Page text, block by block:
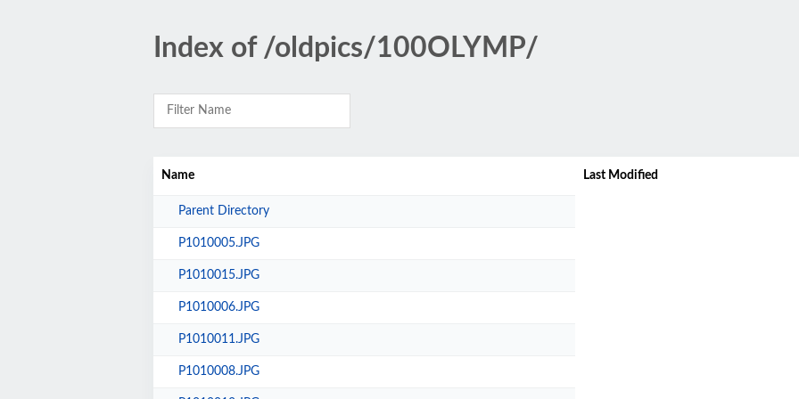
Index of /oldpics/100OLYMP/
Name Last Modified
Parent Directory
P1010005.JPG
P1010015.JPG
P1010006.JPG
P1010011.JPG
P1010008.JPG